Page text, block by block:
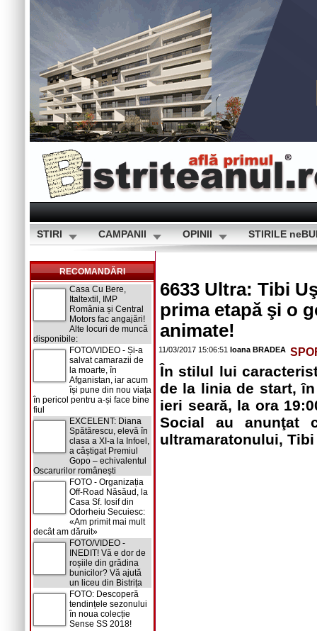
STIRI CAMPANII OPINII STIRILE
RECOMANDĂRI
Casa Cu Bere,
Italtextil, IMP
România și Central
Motors fac angajări!
Alte locuri de muncă
disponibile:
FOTO/VIDEO - Și-a
salvat camarazii de
la moarte, în
Afganistan, iar acum
își pune din nou viața
în pericol pentru a-și face bine
fiul
EXCELENT: Diana
Spătărescu, elevă în
clasa a XI-a la Infoel,
a câștigat Premiul
Gopo – echivalentul
Oscarurilor românești
FOTO - Organizația
Off-Road Năsăud, la
Casa Sf. Iosif din
Odorheiu Secuiesc:
«Am primit mai mult
decât am dăruit»
FOTO/VIDEO -
INEDIT! Vă e dor de
roșiile din grădina
bunicilor? Vă ajută
un liceu din Bistrița
FOTO: Descoperă
tendințele sezonului
în noua colecție
Sense SS 2018!
6633 Ultra: Tibi
prima etapă şi o
animate!
11/03/2017 15:06:51 Ioana BRADEA
În stilul lui
de la linia de start,
ieri seară, la ora
Social au anunţat
ultramaratonului,